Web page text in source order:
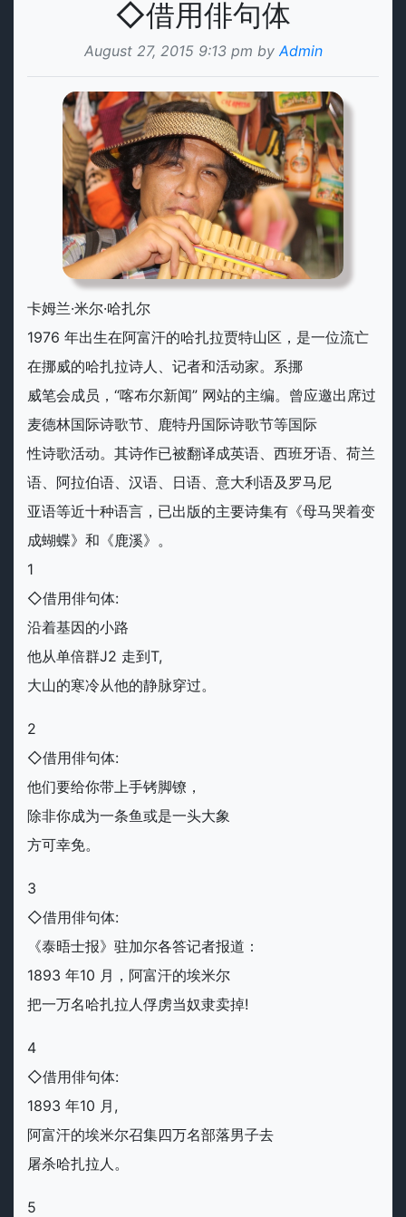
◇借用俳句体
August 27, 2015 9:13 pm by Admin
卡姆兰·米尔·哈扎尔
1976 年出生在阿富汗的哈扎拉贾特山区，是一位流亡
在挪威的哈扎拉诗人、记者和活动家。系挪
威笔会成员，“喀布尔新闻” 网站的主编。曾应邀出席过
麦德林国际诗歌节、鹿特丹国际诗歌节等国际
性诗歌活动。其诗作已被翻译成英语、西班牙语、荷兰
语、阿拉伯语、汉语、日语、意大利语及罗马尼
亚语等近十种语言，已出版的主要诗集有《母马哭着变
成蝴蝶》和《鹿溪》。
1
◇借用俳句体:
沿着基因的小路
他从单倍群J2 走到T,
大山的寒冷从他的静脉穿过。
2
◇借用俳句体:
他们要给你带上手铐脚镣，
除非你成为一条鱼或是一头大象
方可幸免。
3
◇借用俳句体:
《泰晤士报》驻加尔各答记者报道：
1893 年10 月，阿富汗的埃米尔
把一万名哈扎拉人俘虏当奴隶卖掉!
4
◇借用俳句体:
1893 年10 月,
阿富汗的埃米尔召集四万名部落男子去
屠杀哈扎拉人。
5